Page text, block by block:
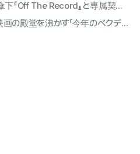
イ・デフィ、Wake One傘下『Off The Record』と専属契約確定…オールラウンダー・アーティストのソロ第2幕
'ハンラン' 指名미監督 映画の殿堂を沸かす「今年のベクデルエイリアン」部門に選定